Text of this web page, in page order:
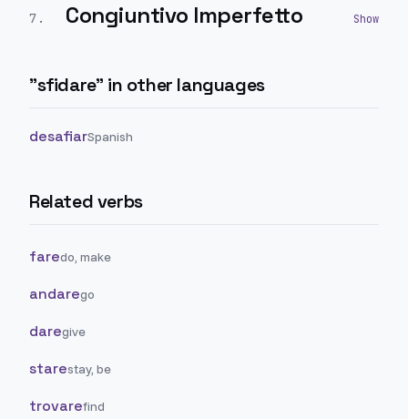
7 . Congiuntivo Imperfetto
"sfidare" in other languages
desafiarSpanish
Related verbs
faredo, make
andarego
daregive
starestay, be
trovarefind